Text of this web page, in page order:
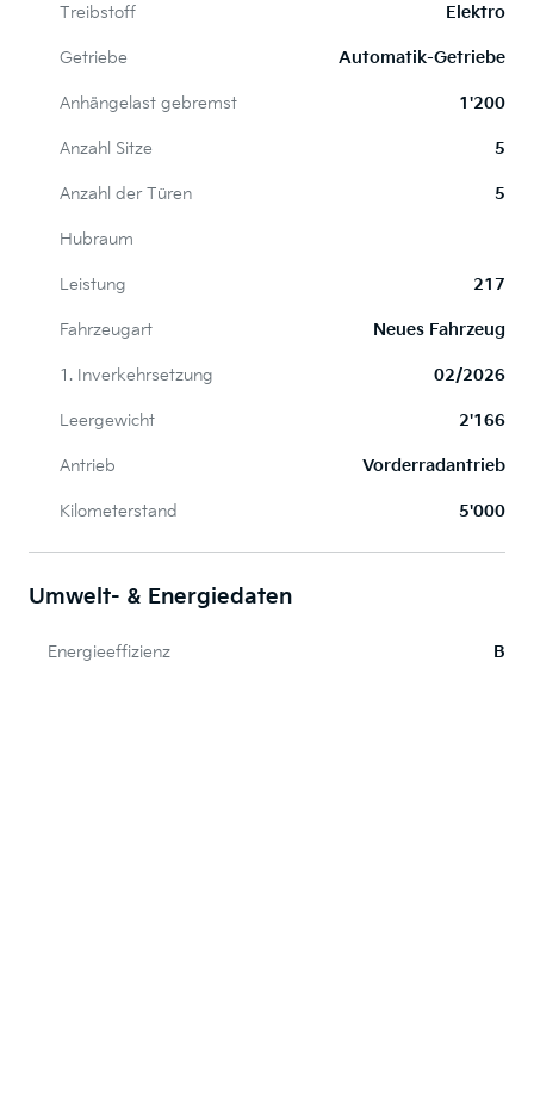
Treibstoff Elektro
Getriebe Automatik-Getriebe
Anhängelast gebremst 1'200
Anzahl Sitze 5
Anzahl der Türen 5
Hubraum
Leistung 217
Fahrzeugart Neues Fahrzeug
1. Inverkehrsetzung 02/2026
Leergewicht 2'166
Antrieb Vorderradantrieb
Kilometerstand 5'000
Umwelt- & Energiedaten
Energieeffizienz B